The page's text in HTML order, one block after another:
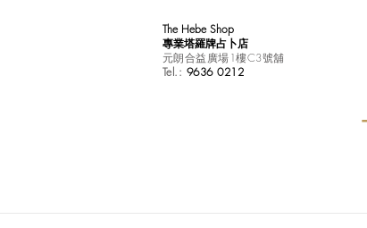
The Hebe Shop
專業塔羅牌占卜店
元朗合益廣場1樓C3號舖
Tel.: 9636 0212